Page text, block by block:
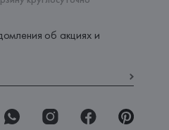
об акциях и